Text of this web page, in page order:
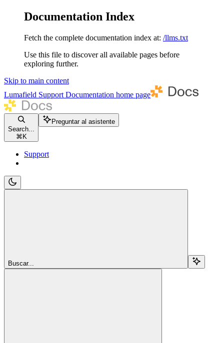
Documentation Index
Fetch the complete documentation index at: /llms.txt
Use this file to discover all available pages before
exploring further.
Skip to main content
Lumafield Support Documentation home page
Search...
⌘ K
Preguntar al asistente
Support
Buscar...